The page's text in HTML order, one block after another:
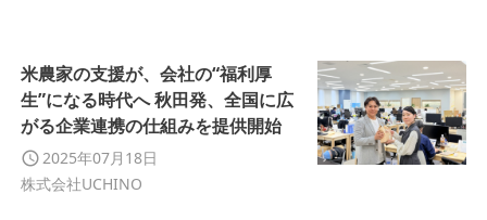
米農家の支援が、会社の“福利厚
生”になる時代へ 秋田発、全国に広
がる企業連携の仕組みを提供開始
2025年07月18日
株式会社UCHINO